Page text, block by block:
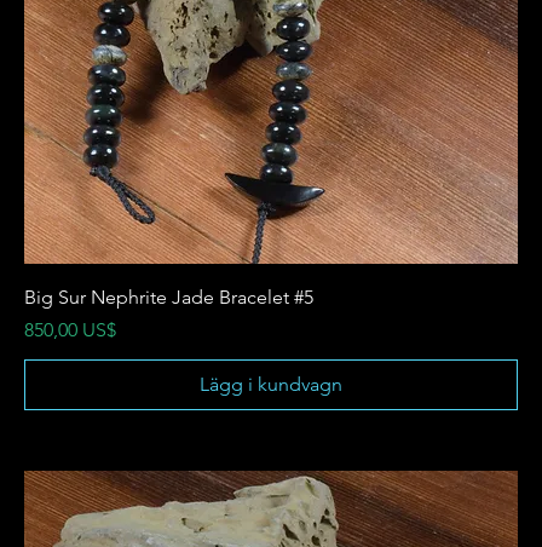
Big Sur Nephrite Jade Bracelet #5
Pris
850,00 US$
Lägg i kundvagn